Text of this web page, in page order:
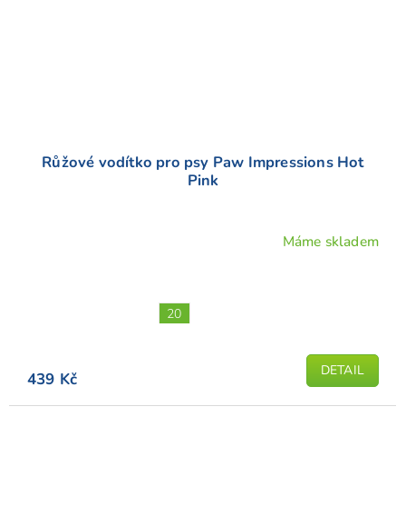
Růžové vodítko pro psy Paw Impressions Hot
Pink
5
hvězdiček.
Máme skladem
439 Kč DETAIL
20